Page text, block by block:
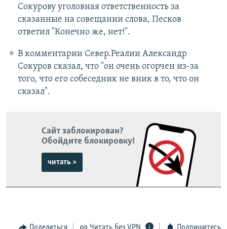
Сокурову уголовная ответственность за
сказанные на совещании слова, Песков
ответил "Конечно же, нет!".
В комментарии Север.Реалии Александр
Сокуров сказал, что "он очень огорчен из-за
того, что его собеседник не вник в то, что он
сказал".
Сайт заблокирован?
Обойдите блокировку!
читать >